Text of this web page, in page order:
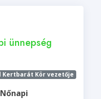
ünnepség
Kertbarát Kör vezetője